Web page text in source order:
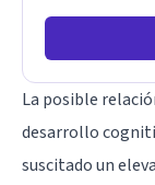
La posible
desarrollo
suscitado un